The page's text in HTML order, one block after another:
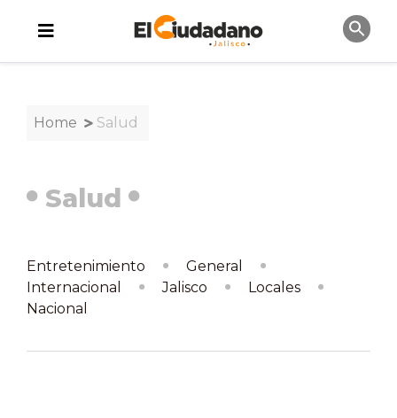
Home Salud
Salud
Entretenimiento
General
Internacional
Jalisco
Locales
Nacional